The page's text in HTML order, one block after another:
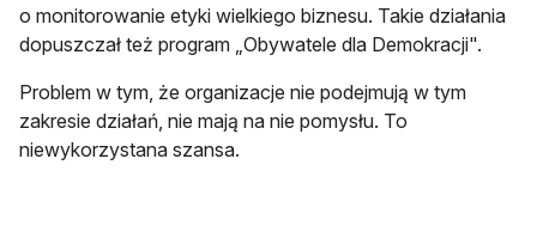
o monitorowanie etyki wielkiego biznesu. Takie działania
dopuszczał też program „Obywatele dla Demokracji".
Problem w tym, że organizacje nie podejmują w tym
zakresie działań, nie mają na nie pomysłu. To
niewykorzystana szansa.